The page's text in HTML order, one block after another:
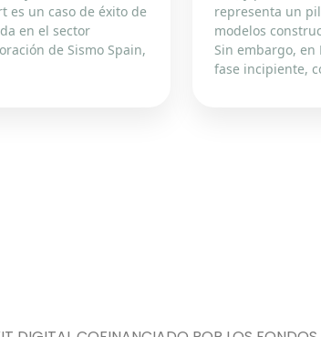
es un caso de éxito de
en el sector
de Sismo Spain,
representa un
modelos
Sin embargo, en
fase incipiente,